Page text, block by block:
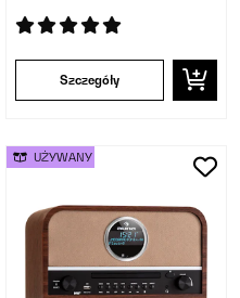
Szczegóły
UŻYWANY